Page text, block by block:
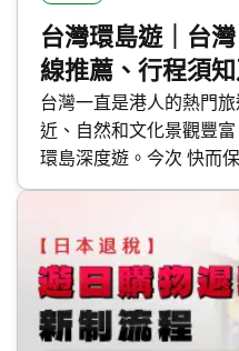
台灣環島遊｜台
線推薦、行程須
台灣一直是港人的熱門
近、自然和文化景觀豐
環島深度遊。今次 快而
島路線，涵蓋長途、短